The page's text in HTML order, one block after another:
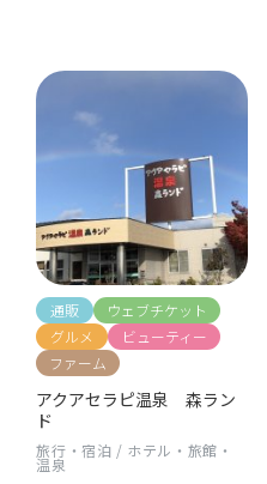
通販
ウェブチケット
グルメ
ビューティー
ファーム
アクアセラピ温泉 森ラン
ド
旅行・宿泊 / ホテル・旅館・
温泉